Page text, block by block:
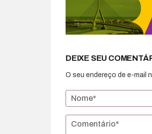
DEIXE SEU
O seu endereço de e-mail